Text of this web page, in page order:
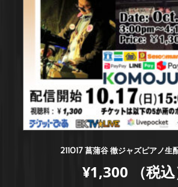
211017 菖蒲谷 徹ジャズピアノ生
¥1,300 （税込